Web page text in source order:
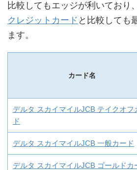
比較してもエッジが利いており
クレジットカード と比較しても
ます。
カード名
デルタ スカイマイルJCB テイクオフ
ド
デルタ スカイマイルJCB 一般カード
デルタ スカイマイルJCB ゴールドカ